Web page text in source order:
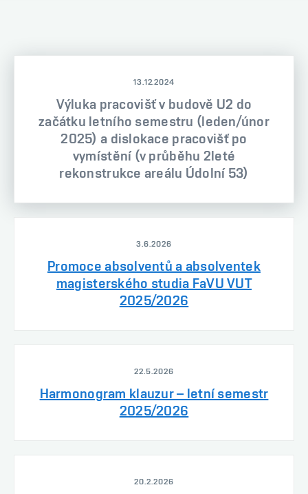
13.12.2024
Výluka pracovišť v budově U2 do
začátku letního semestru (leden/únor
2025) a dislokace pracovišť po
vymístění (v průběhu 2leté
rekonstrukce areálu Údolní 53)
3.6.2026
Promoce absolventů a absolventek
magisterského studia FaVU VUT
2025/2026
22.5.2026
Harmonogram klauzur – letní semestr
2025/2026
20.2.2026